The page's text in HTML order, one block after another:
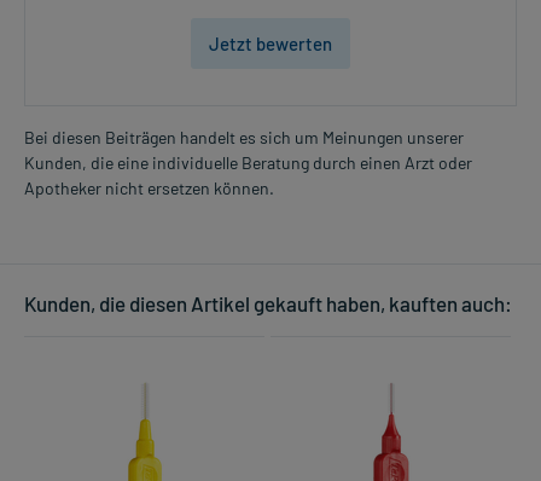
Jetzt bewerten
Bei diesen Beiträgen handelt es sich um Meinungen unserer
Kunden, die eine individuelle Beratung durch einen Arzt oder
Apotheker nicht ersetzen können.
Kunden, die diesen Artikel gekauft haben, kauften auch: